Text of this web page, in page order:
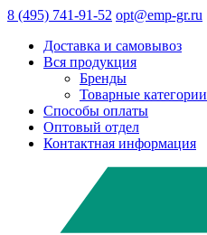
8 (495) 741-91-52 opt@emp-gr.ru
Доставка и самовывоз
Вся продукция
Бренды
Товарные категории
Способы оплаты
Оптовый отдел
Контактная информация